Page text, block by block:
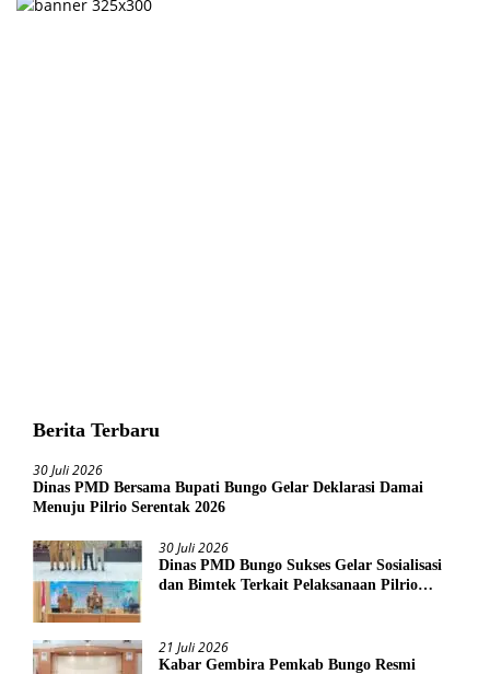
Berita Terbaru
30 Juli 2026
Dinas PMD Bersama Bupati Bungo Gelar Deklarasi Damai
Menuju Pilrio Serentak 2026
30 Juli 2026
Dinas PMD Bungo Sukses Gelar Sosialisasi
dan Bimtek Terkait Pelaksanaan Pilrio
21 Juli 2026
Kabar Gembira Pemkab Bungo Resmi